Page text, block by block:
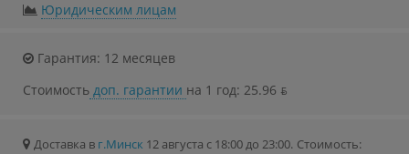
Юридическим лицам
Гарантия: 12 месяцев
Стоимость доп. гарантии на 1 год: 25.96 ƃ
Доставка в г.Минск 12 августа с 18:00 до 23:00. Стоимость: